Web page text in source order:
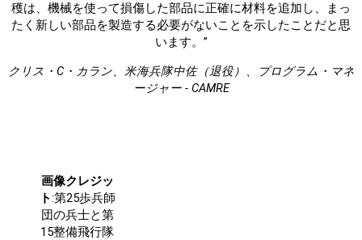
穫は、機械を使って損傷した部品に正確に材料を追加し、まっ
たく新しい部品を製造する必要がないことを示したことだと思
います。”
クリス・C・カラン、米海兵隊中佐（退役）、プログラム・マネ
ージャー - CAMRE
画像クレジッ
ト:第25歩兵師
団の兵士と第
15整備飛行隊